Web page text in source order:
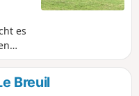
es
Breuil